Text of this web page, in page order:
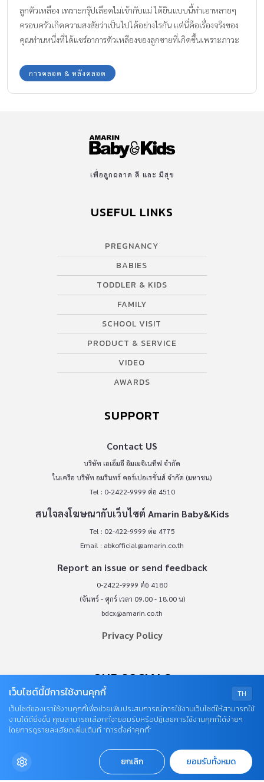
ลูกตัวเหลือง เพราะกรุ๊ปเลือดไม่เข้ากับแม่ ได้ยินแบบนี้ทำเอาหลายๆ
ครอบครัวเกิดความสงสัยว่าเป็นไปได้อย่างไรกัน แต่นี่คือเรื่องจริงของ
คุณท่านหนึ่งที่ได้แชร์อาการตัวเหลืองของลูกชายที่เกิดขึ้นเพราะภาวะ
ทราบกันค่ะ
การคลอด & หลังคลอด
เพื่อลูกฉลาด ดี และ มีสุข
USEFUL LINKS
PREGNANCY
BABIES
TODDLER & KIDS
FAMILY
SCHOOL VISIT
PRODUCT & SERVICE
VIDEO
AWARDS
SUPPORT
Contact US
บริษัท เอเอ็มอี อิมเมจิเนทีฟ จำกัด
ในเครือ บริษัท อมรินทร์ คอร์เปอเรชั่นส์ จำกัด (มหาชน)
Tel : 0-2422-9999 ต่อ 4510
สนใจลงโฆษณากับเว็บไซต์ Amarin Baby&Kids
Tel : 02-422-9999 ต่อ 4775
Email : abkofficial@amarin.co.th
Report an issue or send feedback
0-2422-9999 ต่อ 4180
(จันทร์ - ศุกร์ เวลา 09.00 - 18.00 น)
bdcx@amarin.co.th
Privacy Policy
OUR SOCIALS
© COPYRIGHT 2026
AME IMAGINATIVE COMPANY LIMITED.
TH
เว็บไซต์นี้มีการใช้งานคุกกี้
เว็บไซต์ของเราใช้งานคุกกี้เพื่อช่วยเพิ่มประสบการณ์การใช้งานเว็บไซต์ให้สามารถใช้
งานได้ดียิ่งขึ้น คุณสามารถเลือกที่จะยอมรับหรือปฏิเสธการใช้งานคุกกี้ได้ง่ายๆ
โดยการดูรายละเอียดเพิ่มเติมที่ “การตั้งค่าคุกกี้”
ยกเลิก ยอมรับทั้งหมด